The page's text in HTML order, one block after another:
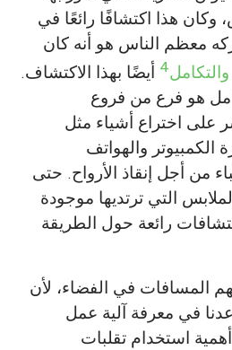
هذا اكتشافًا رائعًا في
معظم الناس هو أنه كان
4 أيضًا بهذا الاكتشاف.
هو فرع من فروع
على اختراع أشياء مثل
الكمبيوتر والهواتف
من أجل إنقاذ الأرواح. حتى
التي ترتديها موجودة
رائعة حول الطريقة
المسافات في الفضاء، لأن
في معرفة آلية عمل
استخدام تقلبات